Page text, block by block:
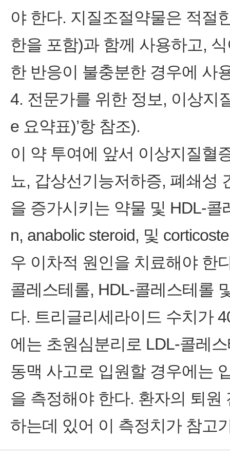
야 한다. 지질조절약물은 적절
한을 포함)과 함께 사용하고,
한 반응이 불충분한 경우에 사
4. 전문가를 위한 정보, 이상지
e 요약표)’항 참조).
이 약 투여에 앞서 이상지질혈
뇨, 갑상선기능저하증, 폐쇄성
을 증가시키는 약물 및 HDL-
n, anabolic steroid, 및
우 이차적 원인을 치료해야 한
콜레스테롤, HDL-콜레스테롤
다. 트리글리세라이드 수치가
에는 초원심분리로 LDL-콜레
동맥 사고로 입원할 경우에는
을 측정해야 한다. 환자의 퇴
하는데 있어 이 측정치가 참고